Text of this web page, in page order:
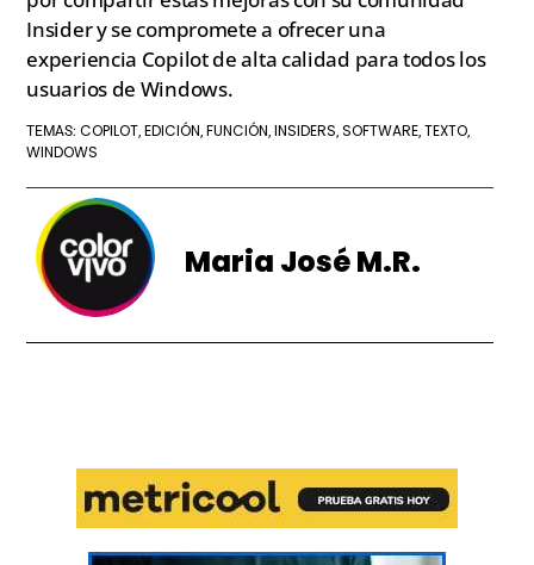
Insider y se compromete a ofrecer una
experiencia Copilot de alta calidad para todos los
usuarios de Windows.
TEMAS:COPILOT, EDICIÓN, FUNCIÓN, INSIDERS,SOFTWARE,TEXTO,
WINDOWS
Maria José M.R.